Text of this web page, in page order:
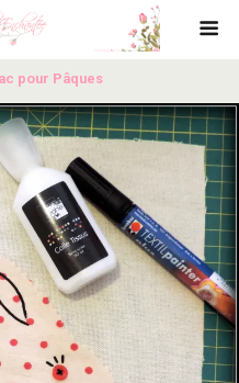
pour Pâques